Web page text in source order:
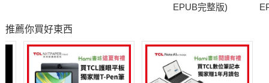
EPUB完整版)
推薦你買好東西